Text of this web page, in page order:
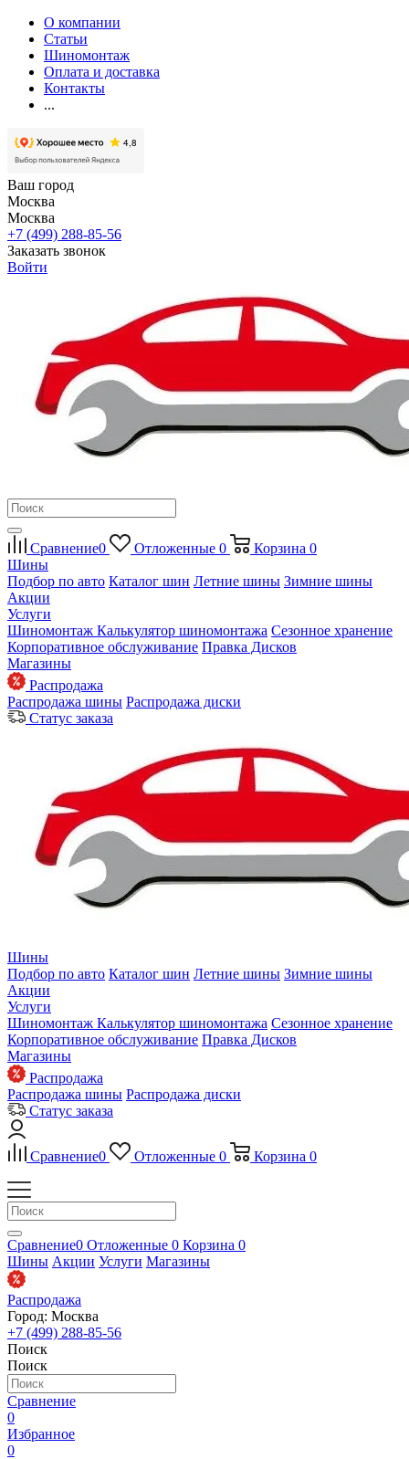
О компании
Статьи
Шиномонтаж
Оплата и доставка
Контакты
...
Ваш город
Москва
Москва
+7 (499) 288-85-56
Заказать звонок
Войти
Сравнение0 Отложенные 0 Корзина 0
Шины
Подбор по авто Каталог шин Летние шины Зимние шины
Акции
Услуги
Шиномонтаж Калькулятор шиномонтажа Сезонное хранение
Корпоративное обслуживание Правка Дисков
Магазины
Распродажа
Распродажа шины Распродажа диски
Статус заказа
Шины
Подбор по авто Каталог шин Летние шины Зимние шины
Акции
Услуги
Шиномонтаж Калькулятор шиномонтажа Сезонное хранение
Корпоративное обслуживание Правка Дисков
Магазины
Распродажа
Распродажа шины Распродажа диски
Статус заказа
Сравнение0 Отложенные 0 Корзина 0
Сравнение0 Отложенные 0 Корзина 0
Шины Акции Услуги Магазины
Распродажа
Город: Москва
+7 (499) 288-85-56
Поиск
Поиск
Сравнение
0
Избранное
0